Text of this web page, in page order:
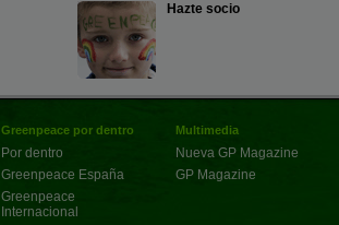
Hazte socio
Greenpeace por dentro
Por dentro
Greenpeace España
Greenpeace
Internacional
Multimedia
Nueva GP Magazine
GP Magazine